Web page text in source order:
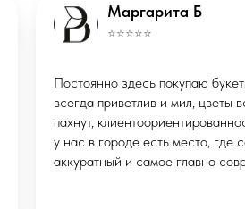
Маргарита Б
⭐️⭐️⭐️⭐️⭐️
Постоянно здесь покупаю
всегда приветлив и мил, цветы
пахнут,
у нас в городе есть место, где
аккуратный и самое главно
РФ
© ВМЕСТО СЛОВ, 2026
X
Сделано в